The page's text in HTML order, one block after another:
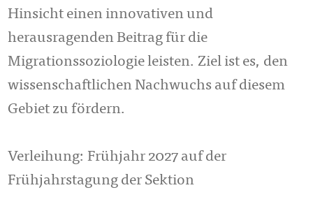
Hinsicht einen innovativen und
herausragenden Beitrag für die
Migrationssoziologie leisten. Ziel ist es, den
wissenschaftlichen Nachwuchs auf diesem
Gebiet zu fördern.
Verleihung: Frühjahr 2027 auf der
Frühjahrstagung der Sektion